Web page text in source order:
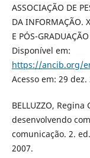
ASSOCIAÇÃO DE
DA INFORMAÇÃO.
E PÓS-
Disponível em:
https://ancib.org/
Acesso em: 29 dez.
BELLUZZO,
desenvolvendo
comunicação. 2.
2007.